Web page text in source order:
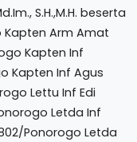
S.H.,M.H. beserta
Kapten Arm Amat
Kapten Inf
Kapten Inf Agus
Lettu Inf Edi
Letda Inf
Ponorogo Letda